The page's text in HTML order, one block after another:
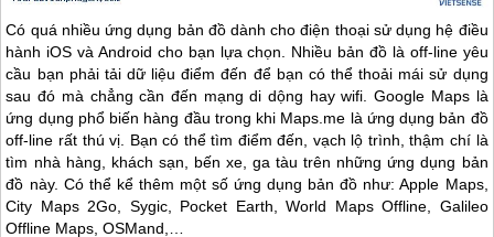
Có quá nhiều ứng dụng bản đồ dành cho điện thoại sử dụng hệ điều
hành iOS và Android cho bạn lựa chọn. Nhiều bản đồ là off-line yêu
cầu bạn phải tải dữ liệu điểm đến để bạn có thể thoải mái sử dụng
sau đó mà chẳng cần đến mạng di dộng hay wifi. Google Maps là
ứng dụng phổ biến hàng đầu trong khi Maps.me là ứng dụng bản đồ
off-line rất thú vị. Bạn có thể tìm điểm đến, vạch lộ trình, thậm chí là
tìm nhà hàng, khách sạn, bến xe, ga tàu trên những ứng dụng bản
đồ này. Có thể kể thêm một số ứng dụng bản đồ như: Apple Maps,
City Maps 2Go, Sygic, Pocket Earth, World Maps Offline, Galileo
Offline Maps, OSMand,…